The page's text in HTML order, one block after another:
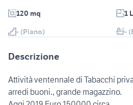
120 mq
1
- (Piano)
-
Descrizione
Attività ventennale di Tabacchi
arredi buoni., grande magazzino.